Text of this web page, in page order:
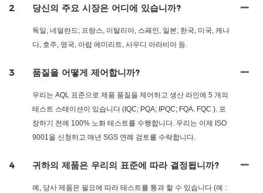
2 당신의 주요 시장은 어디에 있습니까?
독일, 네덜란드; 프랑스, 이탈리아, 스페인, 일본; 한국, 미국, 캐나
다, 호주, 영국, 아랍 에미리트, 사우디 아라비아 등.
3 품질을 어떻게 제어합니까?
우리는 AQL 표준으로 제품 품질을 제어하고 생산 라인에 5 개의
테스트 스테이션이 있습니다 (IQC; PQA; IPQC; FQA. FQC ). 포
장하기 전에 100% 노화 테스트를 수행합니다. 우리는 이제 ISO
9001을 신청하고 매년 SGS 연례 검토를 수락합니다.
4 귀하의 제품은 우리의 표준에 따라 결정됩니까?
예, 당사 제품은 필요에 따라 테스트를 통과 할 수 있습니다 (예 :